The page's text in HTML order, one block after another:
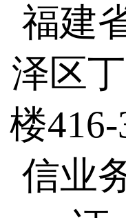
福建
泽区
楼
信业